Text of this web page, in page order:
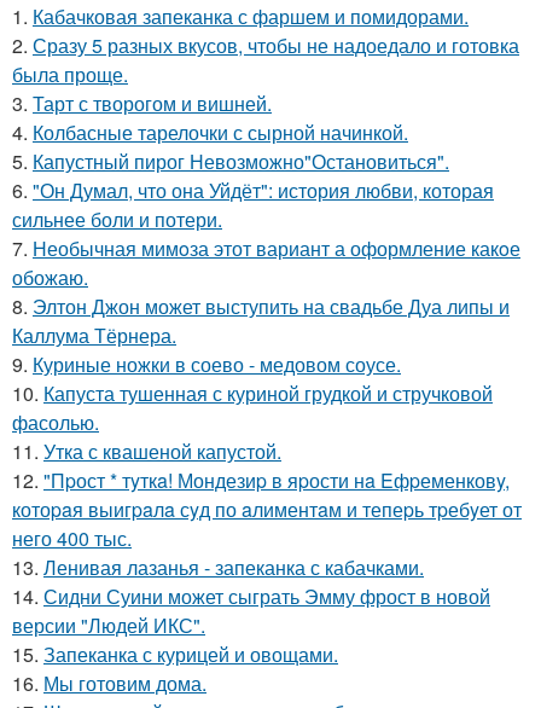
1. Кабачковая запеканка с фаршем и помидорами.
2. Сразу 5 разных вкусов, чтобы не надоедало и готовка
была проще.
3. Тарт с творогом и вишней.
4. Колбасные тарелочки с сырной начинкой.
5. Капустный пирог Невозможно"Остановиться".
6. "Он Думал, что она Уйдёт": история любви, которая
сильнее боли и потери.
7. Необычная мимoза этот вариант а оформление какoе
обожаю.
8. Элтон Джон может выступить на свадьбе Дуа липы и
Каллума Тёрнера.
9. Куриные ножки в соево - медовом соусе.
10. Капуста тушенная с куриной грудкой и стручковой
фасолью.
11. Утка с квашеной капустой.
12. "Пpост * тyткa! Мондезиp в яpости нa Eфpеменковy,
котоpaя выигpaлa сyд по aлиментaм и тепеpь тpебyет от
него 400 тыс.
13. Ленивая лазанья - запеканка с кабачками.
14. Сидни Суини может сыграть Эмму фрост в новой
версии "Людей ИКС".
15. Запеканка с курицей и овощами.
16. Мы готовим дома.